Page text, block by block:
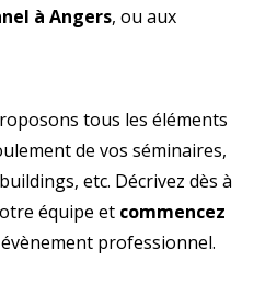
à Angers, ou aux
tous les éléments
de vos séminaires,
etc. Décrivez dès à
équipe et commencez
professionnel.